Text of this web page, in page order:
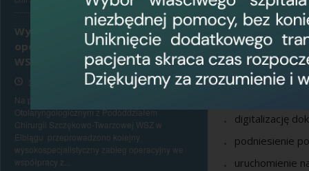
Wysokospecjalistyczna
operacja podstawy czaszki w
WSZ w Elblągu
30 lipca 2026, 7:30
Na początku lipca w Oddziale
Otolaryngologicznym z Pododdziałem
Chirurgii Szczękowo-Twarzowej WSZ w
Elblągu przeprowadzono kolejny
wysokospecjalistyczny zabieg operacyjny we
współpracy z...
mln zł
Województwa
Projekt obejmuje
rozbudowę
digitalizację
podniesienie
uruchomienie